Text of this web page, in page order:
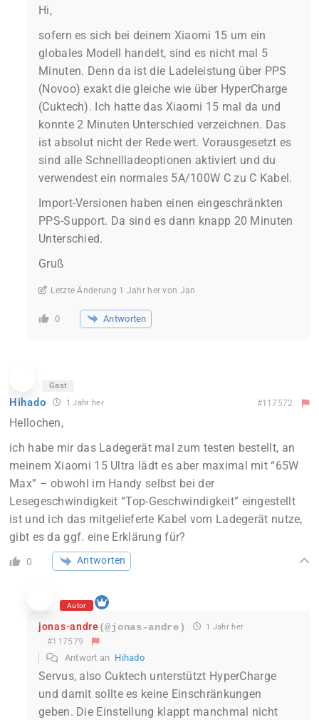
Hi,
sofern es sich bei deinem Xiaomi 15 um ein
globales Modell handelt, sind es nicht mal 5
Minuten. Denn da ist die Ladeleistung über PPS
(Novoo) exakt die gleiche wie über HyperCharge
(Cuktech). Ich hatte das Xiaomi 15 mal da und
konnte 2 Minuten Unterschied verzeichnen. Das
ist absolut nicht der Rede wert. Vorausgesetzt es
sind alle Schnellladeoptionen aktiviert und du
verwendest ein normales 5A/100W C zu C Kabel.
Import-Versionen haben einen eingeschränkten
PPS-Support. Da sind es dann knapp 20 Minuten
Unterschied.
Gruß
Letzte Änderung 1 Jahr her von Jan
0 Antworten
Gast
Hihado 1 Jahr her #117572
Hellochen,
ich habe mir das Ladegerät mal zum testen bestellt, an
meinem Xiaomi 15 Ultra lädt es aber maximal mit “65W
Max” – obwohl im Handy selbst bei der
Lesegeschwindigkeit “Top-Geschwindigkeit” eingestellt
ist und ich das mitgelieferte Kabel vom Ladegerät nutze,
gibt es da ggf. eine Erklärung für?
0 Antworten
Autor
jonas-andre(@jonas-andre) 1 Jahr her
#117579
Antwort an Hihado
Servus, also Cuktech unterstützt HyperCharge
und damit sollte es keine Einschränkungen
geben. Die Einstellung klappt manchmal nicht